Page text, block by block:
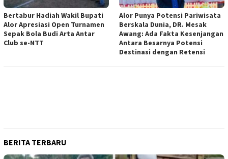
Bertabur Hadiah Wakil Bupati
Alor Apresiasi Open Turnamen
Sepak Bola Budi Arta Antar
Club se-NTT
Alor Punya Potensi Pariwisata
Berskala Dunia, DR. Mesak
Awang: Ada Fakta Kesenjangan
Antara Besarnya Potensi
Destinasi dengan Retensi
BERITA TERBARU